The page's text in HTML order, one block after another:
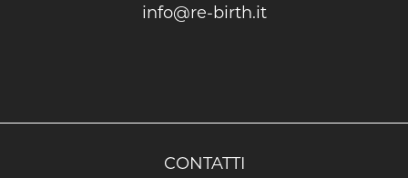
info@re-birth.it
CONTATTI